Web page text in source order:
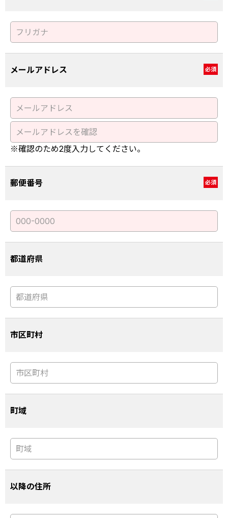
メールアドレス 必須
※確認のため2度入力してください。
郵便番号 必須
都道府県
市区町村
町域
以降の住所